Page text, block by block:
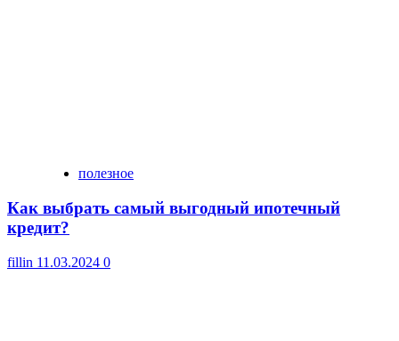
полезное
Как выбрать самый выгодный ипотечный
кредит?
fillin 11.03.2024 0